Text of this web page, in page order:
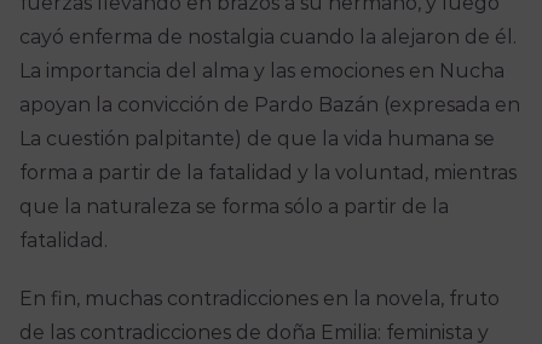
cayó enferma de nostalgia cuando la alejaron de él.
La importancia del alma y las emociones en Nucha
apoyan la convicción de Pardo Bazán (expresada en
La cuestión palpitante) de que la vida humana se
forma a partir de la fatalidad y la voluntad, mientras
que la naturaleza se forma sólo a partir de la
fatalidad.
En fin, muchas contradicciones en la novela, fruto
de las contradicciones de doña Emilia: feminista y